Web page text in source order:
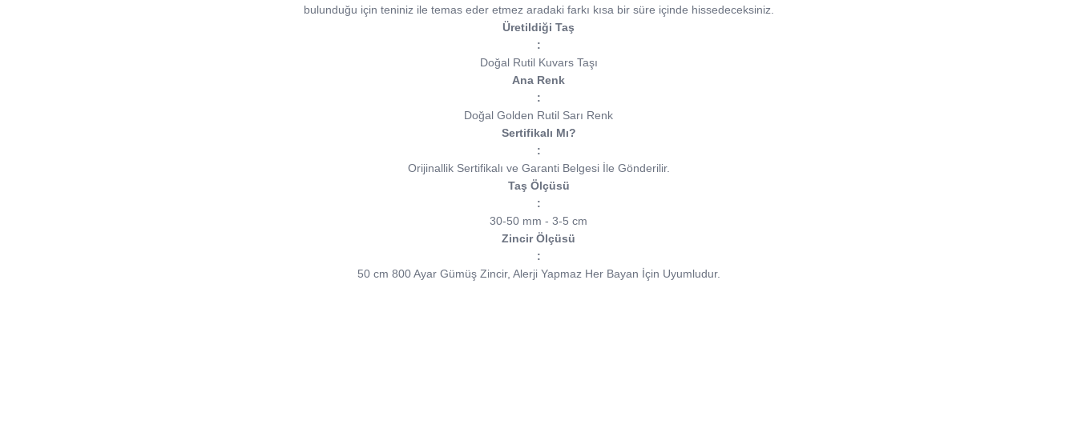
bulunduğu için teniniz ile temas eder etmez aradaki farkı kısa bir süre içinde hissedeceksiniz.
Üretildiği Taş
:
Doğal Rutil Kuvars Taşı
Ana Renk
:
Doğal Golden Rutil Sarı Renk
Sertifikalı Mı?
:
Orijinallik Sertifikalı ve Garanti Belgesi İle Gönderilir.
Taş Ölçüsü
:
30-50 mm - 3-5 cm
Zincir Ölçüsü
:
50 cm 800 Ayar Gümüş Zincir, Alerji Yapmaz Her Bayan İçin Uyumludur.